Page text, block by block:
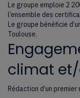
Le groupe emploie 2
l’ensemble des
Le groupe bénéficie
Toulouse.
climat
Rédaction d’un premier